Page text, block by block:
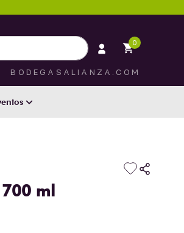
0
BODEGASALIANZA.COM
ml